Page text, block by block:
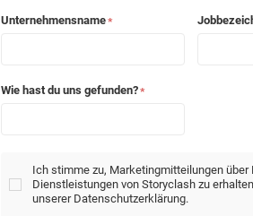
Unternehmensname*
Wie hast du uns gefunden?*
Ich stimme zu, Marketingmitteilungen über
Dienstleistungen von Storyclash zu
unserer Datenschutzerklärung.